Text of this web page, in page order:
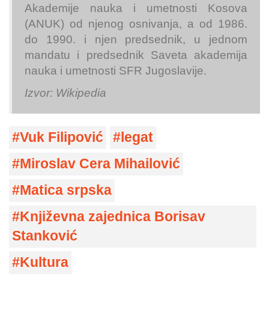
Akademije nauka i umetnosti Kosova
(ANUK) od njenog osnivanja, a od 1986.
do 1990. i njen predsednik, u jednom
mandatu i predsednik Saveta akademija
nauka i umetnosti SFR Jugoslavije.
Izvor: Wikipedia
Vuk Filipović
legat
Miroslav Cera Mihailović
Matica srpska
Književna zajednica Borisav
Stanković
Kultura